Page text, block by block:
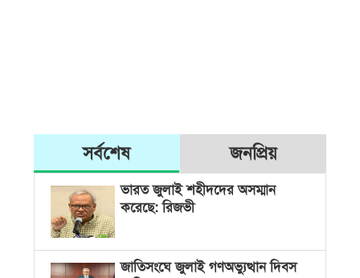
সর্বশেষ জনপ্রিয়
ভারত জুলাই শহীদদের অসম্মান
করেছে: রিজভী
জাতিসংঘে জুলাই গণঅভ্যুত্থান দিবস